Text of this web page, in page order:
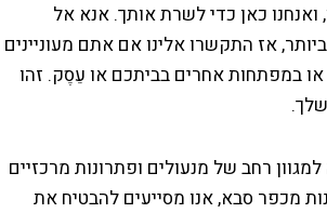
כאן כדי לשרת אותך. אנא אל
אז התקשרו אלינו אם אתם מעוניינים
במפתחות אחרים בביתכם או עֵסֶק. זהו
רחב של מנעולים ופתרונות מרכזיים
מכפר סבא, אנו מסייעים להבטיח את